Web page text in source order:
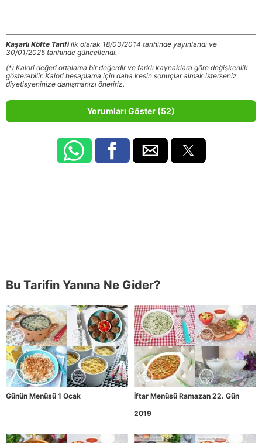
Kaşarlı Köfte Tarifiilk olarak 18/03/2014 tarihinde yayınlandı ve
30/01/2025 tarihinde güncellendi.
(*) Kalori değeri ortalama bir değerdir ve farklı kaynaklara göre değişkenlik
gösterebilir. Kalori hesaplama için daha kesin sonuçlar almak isterseniz
diyetisyeninize danışmanızı öneririz.
Yorumları Göster (52)
Bu Tarifin Yanına Ne Gider?
Günün Menüsü 1 Ocak
İftar Menüsü Ramazan 22. Gün
2019